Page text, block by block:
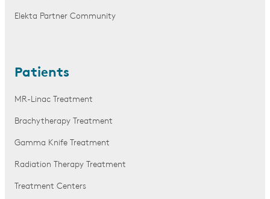
Elekta Partner Community
Patients
MR-Linac Treatment
Brachytherapy Treatment
Gamma Knife Treatment
Radiation Therapy Treatment
Treatment Centers